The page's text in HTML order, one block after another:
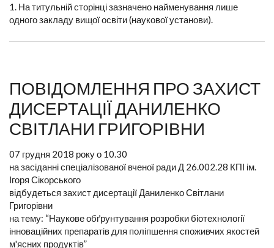
1. На титульній сторінці зазначено найменування лише
одного закладу вищої освіти (наукової установи).
ПОВІДОМЛЕННЯ ПРО ЗАХИСТ
ДИСЕРТАЦІЇ ДАНИЛЕНКО
СВІТЛАНИ ГРИГОРІВНИ
07 грудня 2018 року о 10.30
на засіданні спеціалізованої вченої ради Д 26.002.28 КПІ ім.
Ігоря Сікорського
відбудеться захист дисертації Даниленко Світлани
Григорівни
на тему: “Наукове обґрунтування розробки біотехнології
інноваційних препаратів для поліпшення споживчих якостей
м'ясних продуктів”